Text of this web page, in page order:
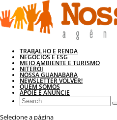
TRABALHO E RENDA
NEGÓCIOS E ESG
MEIO AMBIENTE E TURISMO
NITERÓI
NOSSA GUANABARA
NEWSLETTER VOLVER!
QUEM SOMOS
APOIE E ANUNCIE
Selecione a página